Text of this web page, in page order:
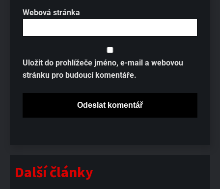
Webová stránka
Uložit do prohlížeče jméno, e-mail a webovou
stránku pro budoucí komentáře.
Další články